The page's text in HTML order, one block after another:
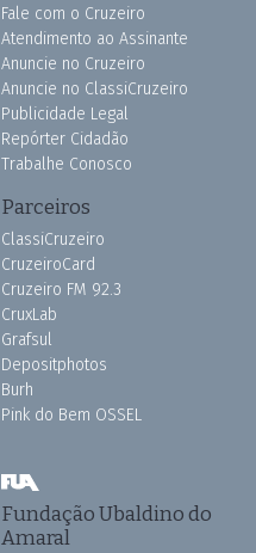
Fale com o Cruzeiro
Atendimento ao Assinante
Anuncie no Cruzeiro
Anuncie no ClassiCruzeiro
Publicidade Legal
Repórter Cidadão
Trabalhe Conosco
Parceiros
ClassiCruzeiro
CruzeiroCard
Cruzeiro FM 92.3
CruxLab
Grafsul
Depositphotos
Burh
Pink do Bem OSSEL
Fundação Ubaldino do
Amaral